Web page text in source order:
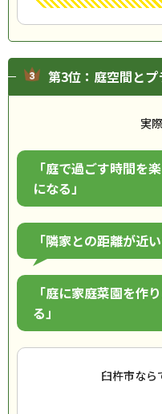
第3位：庭空間と
実
「庭で過ごす時間を
になる」
「隣家との距離が近
「庭に家庭菜園を作
る」
臼杵市なら